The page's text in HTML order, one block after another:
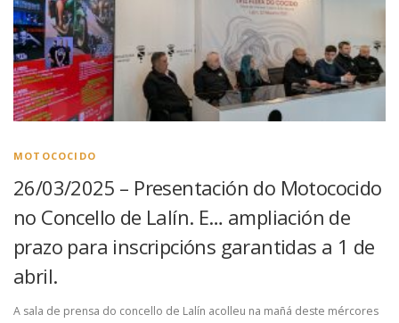
MOTOCOCIDO
26/03/2025 – Presentación do Motococido
no Concello de Lalín. E… ampliación de
prazo para inscripcións garantidas a 1 de
abril.
A sala de prensa do concello de Lalín acolleu na mañá deste mércores